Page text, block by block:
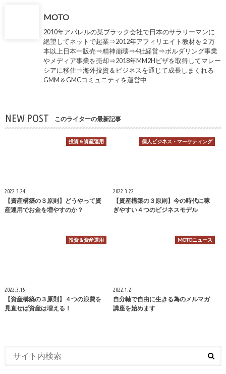
MOTO
2010年アパレルの某ブラック会社で日本のサラリーマンに
絶望してネットで起業⇒2012年アフィリエイト教材を２万
本以上日本一販売⇒精神崩壊⇒4社経営⇒ボルダリング事業
やメディア事業を売却⇒2018年MM2Hビザを取得してマレー
シアに移住⇒海外投資＆ビジネスを通じて成長しまくれる
GMM＆GMCコミュニティを運営中
NEW POST このライターの最新記事
投資＆資産運用
2022.3.24
【資産構築の３原則】どうやって資
産運用でお金を増やすのか？
個人ビジネス・マーケティング
2022.3.22
【資産構築の３原則】今の時代に稼
ぎやすい４つのビジネスモデル
投資＆資産運用
2022.3.15
【資産構築の３原則】４つの浪費を
見直せば資産は増える！
MOTOニュース
2022.1.2
自分軸で自由に生きる為のメルマガ
講座を始めます